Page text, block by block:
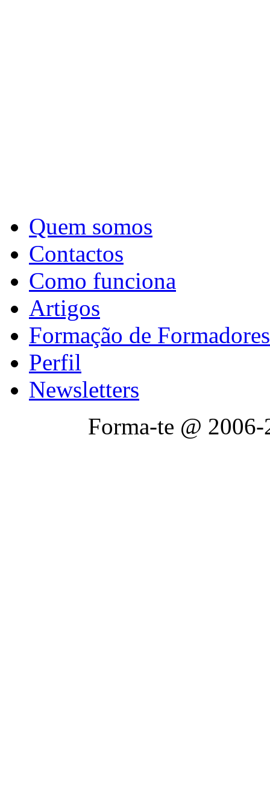
Quem somos
Contactos
Como funciona
Artigos
Formação de Formadores
Perfil
Newsletters
Forma-te @